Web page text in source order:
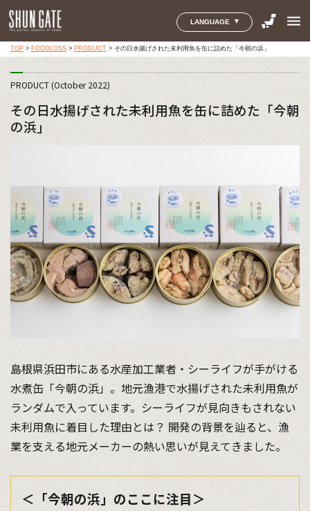
LANGUAGE menu
TOP> FOODLOSS> PRODUCT> その日水揚げされた未利用魚を缶に詰めた「今朝の浜」
PRODUCT (October 2022)
その日水揚げされた未利用魚を缶に詰めた「今朝
の浜」
島根県浜田市にある水産加工業者・シーライフが手がける
水煮缶「今朝の浜」。地元漁港で水揚げされた未利用魚が
ランダムで入っています。シーライフが見向きもされない
未利用魚に着目した理由とは？ 開発の背景を辿ると、漁
業を支える地元メーカーの熱い思いが見えてきました。
＜「今朝の浜」のここに注目＞